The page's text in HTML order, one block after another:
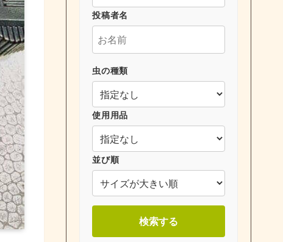
投稿者名
虫の種類
使用用品
並び順
検索する